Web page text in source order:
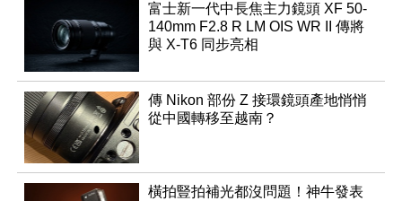
富士新一代中長焦主力鏡頭 XF 50-
140mm F2.8 R LM OIS WR II 傳將
與 X-T6 同步亮相
傳 Nikon 部份 Z 接環鏡頭產地悄悄
從中國轉移至越南？
橫拍豎拍補光都沒問題！神牛發表